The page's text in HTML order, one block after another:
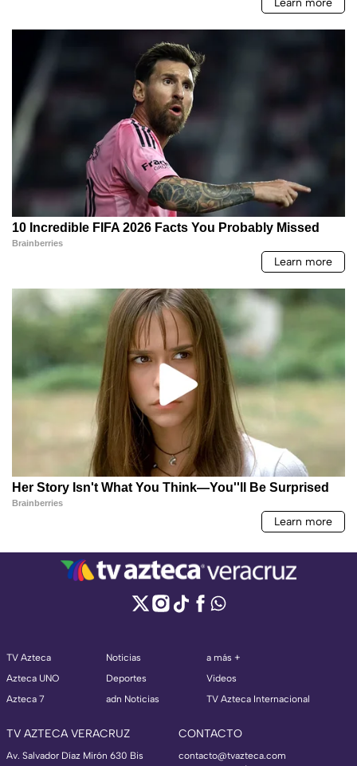
TV Azteca
Azteca UNO
Azteca 7
Noticias
Deportes
adn Noticias
a más +
Videos
TV Azteca Internacional
TV AZTECA VERACRUZ
Av. Salvador Díaz Mirón 630 Bis
CONTACTO
contacto@tvazteca.com